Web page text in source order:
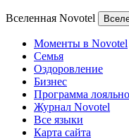
Вселенная Novotel
Моменты в Novotel
Семья
Оздоровление
Бизнес
Программа
Журнал Novotel
Все языки
Карта сайта